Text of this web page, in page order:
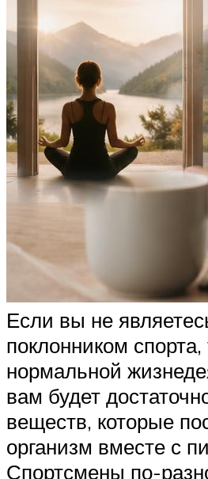
Если вы не
поклонником
нормальной
вам будет
веществ, которые
организм вместе с
Спортсмены по-